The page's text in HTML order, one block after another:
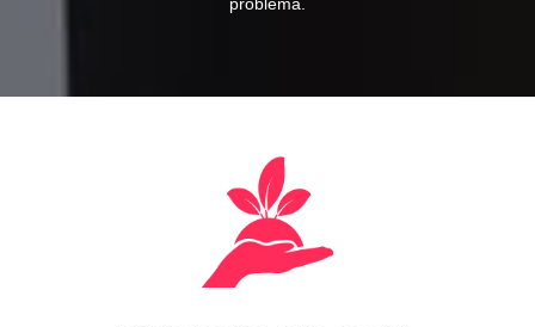
problema.